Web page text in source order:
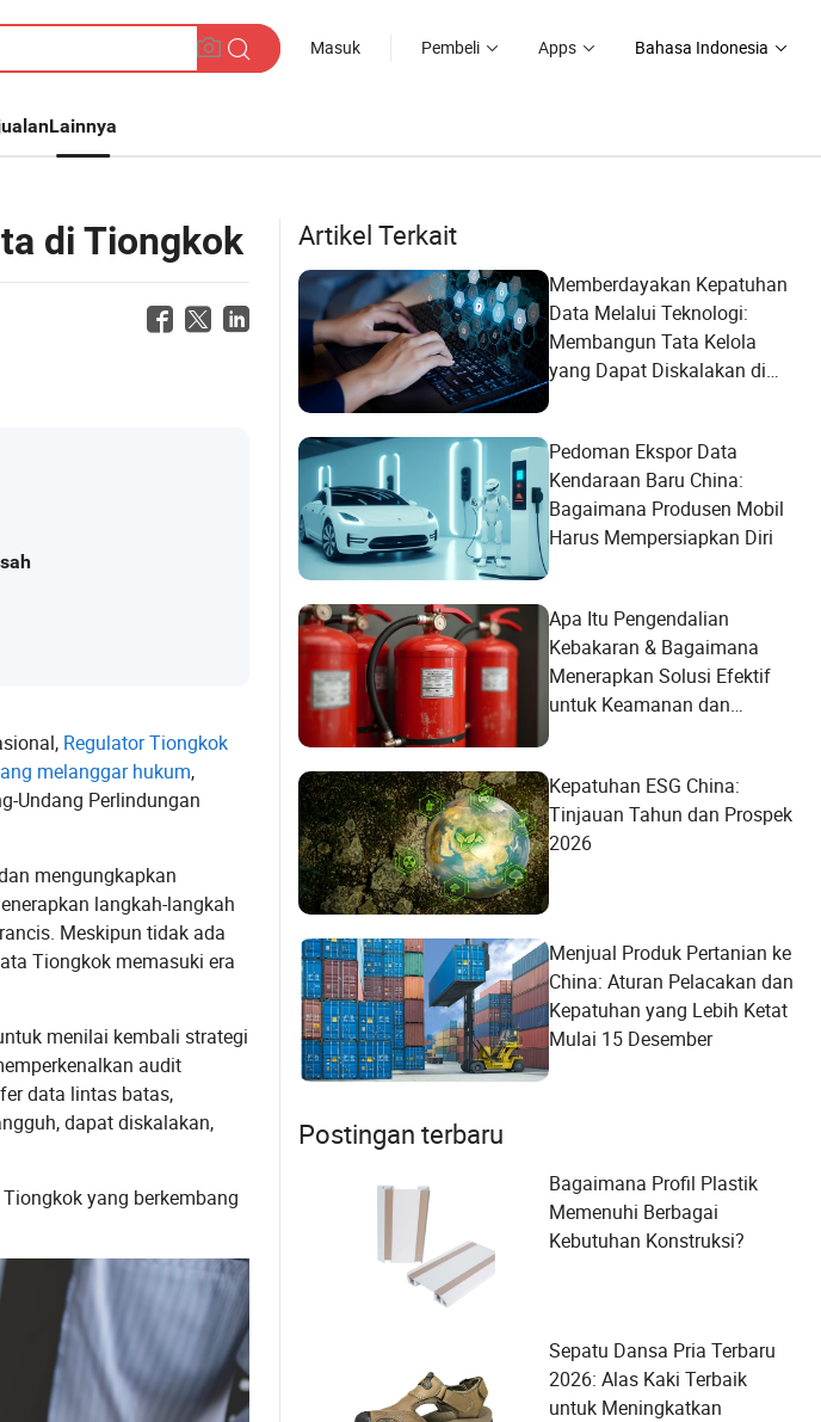
Masuk Pembeli Apps Bahasa Indonesia
Lainnya
di Tiongkok
Regulator Tiongkok
melanggar hukum,
Undang Perlindungan
mengungkapkan
langkah-langkah
Meskipun tidak ada
Tiongkok memasuki era
menilai kembali strategi
audit
data lintas batas,
dapat diskalakan,
yang berkembang
Artikel Terkait
Memberdayakan Kepatuhan
Data Melalui Teknologi:
Membangun Tata Kelola
yang Dapat Diskalakan di
Pedoman Ekspor Data
Kendaraan Baru China:
Bagaimana Produsen Mobil
Harus Mempersiapkan Diri
Apa Itu Pengendalian
Kebakaran & Bagaimana
Menerapkan Solusi Efektif
untuk Keamanan dan
Kepatuhan ESG China:
Tinjauan Tahun dan Prospek
2026
Menjual Produk Pertanian ke
China: Aturan Pelacakan dan
Kepatuhan yang Lebih Ketat
Mulai 15 Desember
Postingan terbaru
Bagaimana Profil Plastik
Memenuhi Berbagai
Kebutuhan Konstruksi?
Sepatu Dansa Pria Terbaru
2026: Alas Kaki Terbaik
untuk Meningkatkan